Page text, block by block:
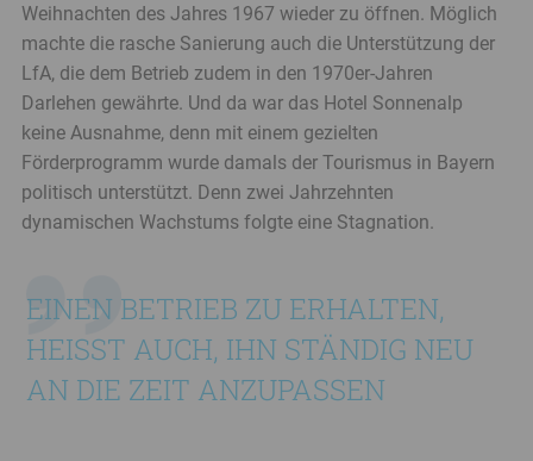
Weihnachten des Jahres 1967 wieder zu öffnen. Möglich
machte die rasche Sanierung auch die Unterstützung der
LfA, die dem Betrieb zudem in den 1970er-Jahren
Darlehen gewährte. Und da war das Hotel Sonnenalp
keine Ausnahme, denn mit einem gezielten
Förderprogramm wurde damals der Tourismus in Bayern
politisch unterstützt. Denn zwei Jahrzehnten
dynamischen Wachstums folgte eine Stagnation.
EINEN BETRIEB ZU ERHALTEN,
HEISST AUCH, IHN STÄNDIG NEU A
N DIE ZEIT ANZUPASSEN